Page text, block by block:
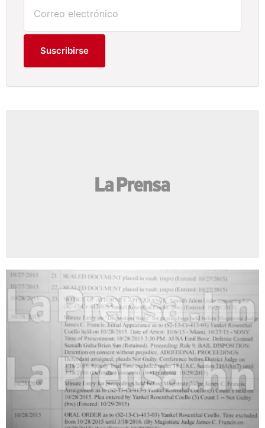
Suscribirse